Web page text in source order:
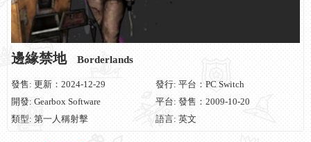
邊緣禁地 Borderlands
發售: 更新：2024-12-29
發行: 平台：PC Switch
開發: Gearbox Software
平台: 發售：2009-10-20
類型: 第一人稱射擊
語言: 英文